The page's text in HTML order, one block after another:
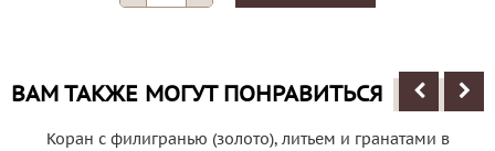
ВАМ ТАКЖЕ МОГУТ ПОНРАВИТЬСЯ
Коран с филигранью (золото), литьем и гранатами в